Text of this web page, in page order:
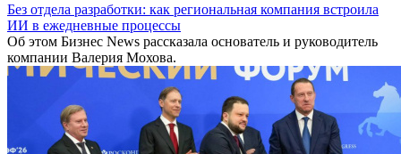
Без отдела разработки: как региональная компания встроила
ИИ в ежедневные процессы
Об этом Бизнес News рассказала основатель и руководитель
компании Валерия Мохова.